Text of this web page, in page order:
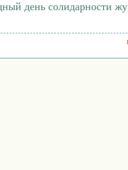
день солидарности